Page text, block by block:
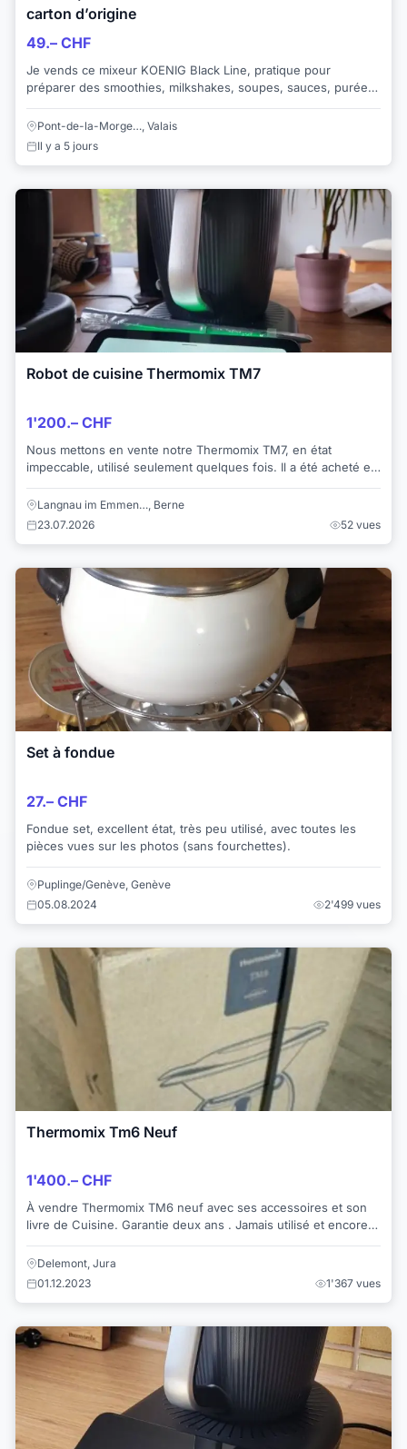
carton d’origine
49.– CHF
Je vends ce mixeur KOENIG Black Line, pratique pour
préparer des smoothies, milkshakes, soupes, sauces, purées,
Pont-de-la-Morge…, Valais
Il y a 5 jours
Robot de cuisine Thermomix TM7
1'200.– CHF
Nous mettons en vente notre Thermomix TM7, en état
impeccable, utilisé seulement quelques fois. Il a été acheté en
Langnau im Emmen…, Berne
23.07.2026
52 vues
Set à fondue
27.– CHF
Fondue set, excellent état, très peu utilisé, avec toutes les
pièces vues sur les photos (sans fourchettes).
Puplinge/Genève, Genève
05.08.2024
2'499 vues
Thermomix Tm6 Neuf
1'400.– CHF
À vendre Thermomix TM6 neuf avec ses accessoires et son
livre de Cuisine. Garantie deux ans . Jamais utilisé et encore
dans son emballage d’origine ...
Delemont, Jura
01.12.2023
1'367 vues